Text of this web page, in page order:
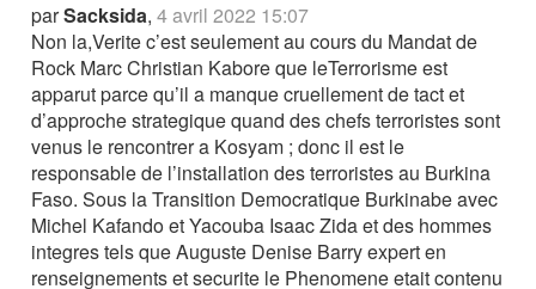
parSacksida,4 avril 2022 15:07
Non la,Verite c’est seulement au cours du Mandat de
Rock Marc Christian Kabore que leTerrorisme est
apparut parce qu’il a manque cruellement de tact et
d’approche strategique quand des chefs terroristes sont
venus le rencontrer a Kosyam ; donc il est le
responsable de l’installation des terroristes au Burkina
Faso. Sous la Transition Democratique Burkinabe avec
Michel Kafando et Yacouba Isaac Zida et des hommes
integres tels que Auguste Denise Barry expert en
renseignements et securite le Phenomene etait contenu